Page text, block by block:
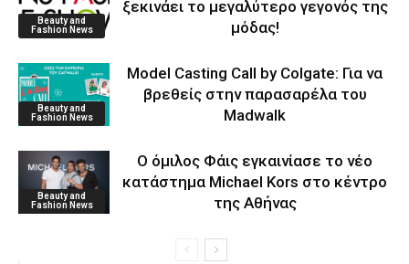
Beauty and
Fashion News
ξεκινάει το μεγαλύτερο γεγονός της
μόδας!
Beauty and
Fashion News
Model Casting Call by Colgate: Για να
βρεθείς στην παρασαρέλα του
Μadwalk
Beauty and
Fashion News
O όμιλος Φάις εγκαινίασε το νέο
κατάστημα Michael Kors στο κέντρο
της Αθήνας